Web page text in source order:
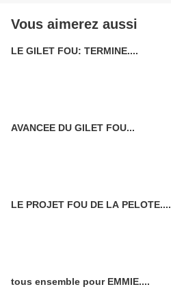
Vous aimerez aussi
LE GILET FOU: TERMINE....
AVANCEE DU GILET FOU...
LE PROJET FOU DE LA PELOTE....
tous ensemble pour EMMIE....